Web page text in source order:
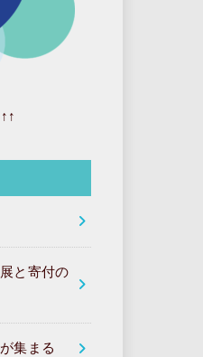
と寄付の
集まる